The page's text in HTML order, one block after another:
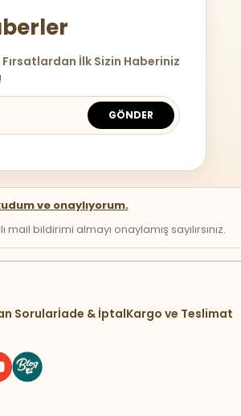
İlk Sizin Haberiniz
GÖNDER
ve onaylıyorum.
bildirimi almayı onaylamış sayılırsınız.
Sorularİade & İptalKargo ve Teslimat